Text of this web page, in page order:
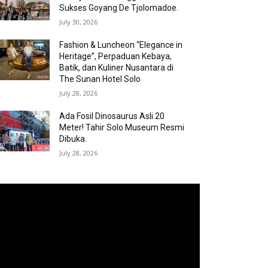
Sukses Goyang De Tjolomadoe.
July 30, 2026
Fashion & Luncheon “Elegance in
Heritage”, Perpaduan Kebaya,
Batik, dan Kuliner Nusantara di
The Sunan Hotel Solo
July 28, 2026
Ada Fosil Dinosaurus Asli 20
Meter! Tahir Solo Museum Resmi
Dibuka.
July 28, 2026